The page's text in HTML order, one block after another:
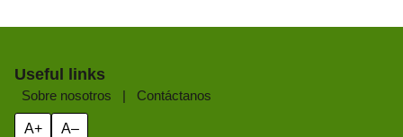
Useful links
Sobre nosotros | Contáctanos
A+ A–